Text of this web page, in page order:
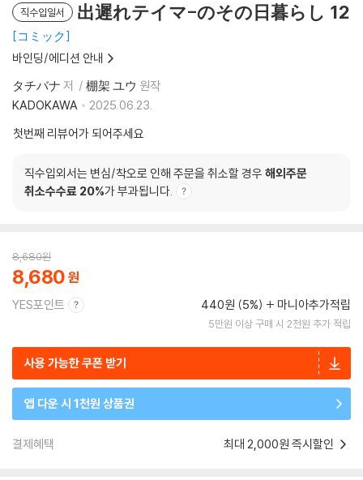
직수입일서 出遲れテイマ-のその日暮らし 12
コミック
바인딩/에디션 안내
タチバナ 저 棚架 ユウ 원작
KADOKAWA
2025.06.23.
첫번째 리뷰어가 되어주세요
직수입외서는 변심/착오로 인해 주문을 취소할 경우 해외주문
취소수수료 20%가 부과됩니다.
8,680원
8,680
YES포인트 440원 (5%) 마니아추가적립
5만원 이상 구매 시 2천원 추가 적립
사용 가능한 쿠폰 받기
앱 다운 시 1천원 상품권
결제혜택 최대 2,000원 즉시할인